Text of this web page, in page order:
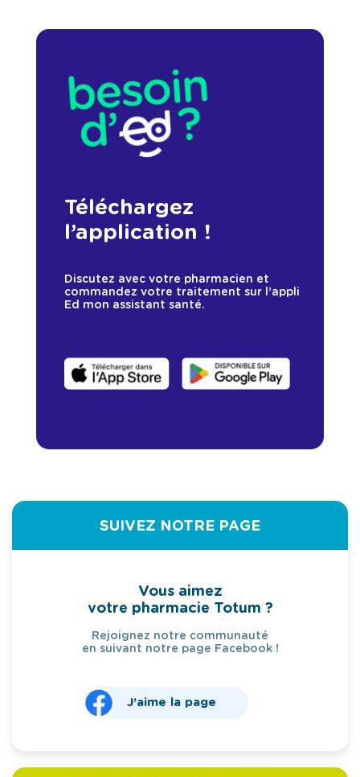
Téléchargez
l’application !
Discutez avec votre pharmacien et
commandez votre traitement sur l’appli
Ed mon assistant santé.
SUIVEZ NOTRE PAGE
Vous aimez
votre pharmacie Totum ?
Rejoignez notre communauté
en suivant notre page Facebook !
J’aime la page